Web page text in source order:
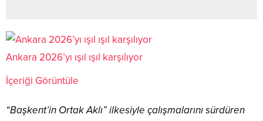
Ankara 2026’yı ışıl ışıl karşılıyor
İçeriği Görüntüle
“Başkent’in Ortak Aklı” ilkesiyle çalışmalarını sürdüren